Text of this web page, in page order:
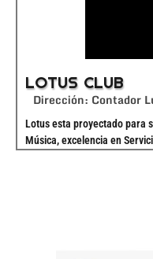
LOTUS CLUB
Dirección: Contador
Lotus esta proyectado para
Música, excelencia en